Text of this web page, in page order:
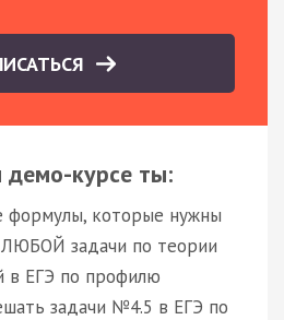
демо-курсе ты:
формулы, которые нужны
задачи по теории
в ЕГЭ по профилю
задачи №4.5 в ЕГЭ по